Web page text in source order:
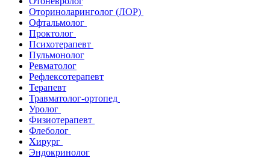
Оториноларинголог (ЛОР)
Офтальмолог
Проктолог
Психотерапевт
Пульмонолог
Ревматолог
Рефлексотерапевт
Терапевт
Травматолог-ортопед
Уролог
Физиотерапевт
Флеболог
Хирург
Эндокринолог